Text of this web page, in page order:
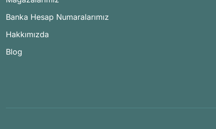
Banka Hesap Numaralarımız
Hakkımızda
Blog